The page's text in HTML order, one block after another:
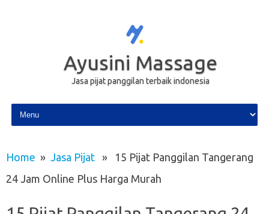
Ayusini Massage
Jasa pijat panggilan terbaik indonesia
Skip to content
Home » Jasa Pijat » 15 Pijat Panggilan Tangerang
24 Jam Online Plus Harga Murah